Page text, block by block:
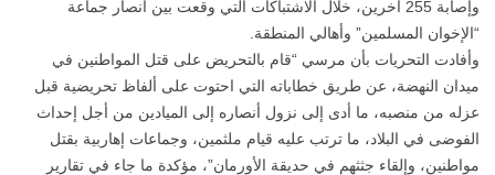
وإصابة 255 آخرين، خلال الاشتباكات التي وقعت بين أنصار جماعة
“الإخوان المسلمين” وأهالي المنطقة.
وأفادت التحريات بأن مرسي “قام بالتحريض على قتل المواطنين في
ميدان النهضة، عن طريق خطاباته التي احتوت على ألفاظ تحريضية قبل
عزله من منصبه، ما أدى إلى نزول أنصاره إلى الميادين من أجل إحداث
الفوضى في البلاد، ما ترتب عليه قيام ملثمين، وجماعات إهاربية بقتل
مواطنين، وإلقاء جثثهم في حديقة الأورمان”، مؤكدة ما جاء في تقارير